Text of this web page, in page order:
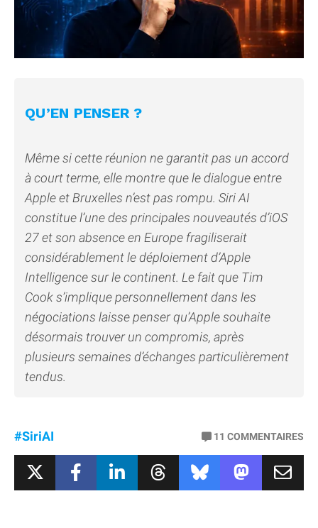
QU’EN PENSER ?
Même si cette réunion ne garantit pas un accord
à court terme, elle montre que le dialogue entre
Apple et Bruxelles n’est pas rompu. Siri AI
constitue l’une des principales nouveautés d’iOS
27 et son absence en Europe fragiliserait
considérablement le déploiement d’Apple
Intelligence sur le continent. Le fait que Tim
Cook s’implique personnellement dans les
négociations laisse penser qu’Apple souhaite
désormais trouver un compromis, après
plusieurs semaines d’échanges particulièrement
tendus.
#SiriAI 11 COMMENTAIRES